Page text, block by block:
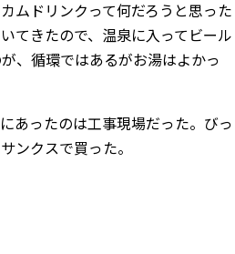
ムドリンクって何だろうと思った
てきたので、温泉に入ってビール
、循環ではあるがお湯はよかっ
あったのは工事現場だった。びっ
ンクスで買った。